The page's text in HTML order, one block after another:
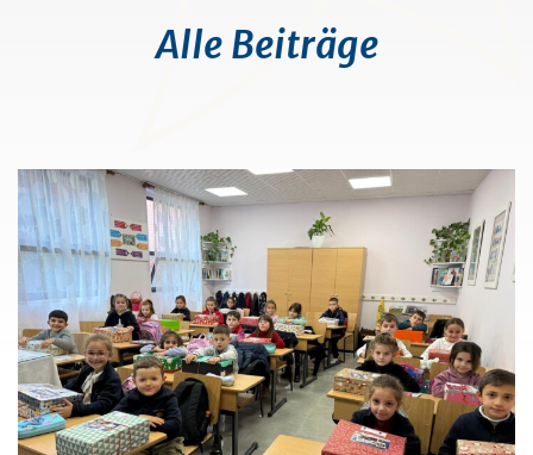
Alle Beiträge